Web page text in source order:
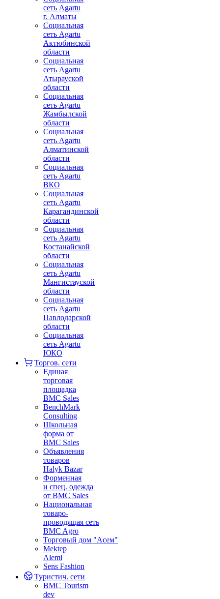
сеть Agartu
г. Алматы
Социальная
сеть Agartu
Актюбинской
области
Социальная
сеть Agartu
Атырауской
области
Социальная
сеть Agartu
Жамбылской
области
Социальная
сеть Agartu
Алматинской
области
Социальная
сеть Agartu
ВКО
Социальная
сеть Agartu
Карагандинской
области
Социальная
сеть Agartu
Костанайской
области
Социальная
сеть Agartu
Мангистауской
области
Социальная
сеть Agartu
Павлодарской
области
Социальная
сеть Agartu
ЮКО
Торгов. сети
Единая
торговая
площадка
BMC Sales
BenchMark
Consulting
Школьная
форма от
BMC Sales
Объявления
товаров
Halyk Bazar
Форменная
и спец. одежда
от BMC Sales
Национальная
товаро-
проводящая сеть
BMC Agro
Торговый дом "Асем"
Mektep
Alemi
Sens Fashion
Туристич. сети
BMC Tourism
dev